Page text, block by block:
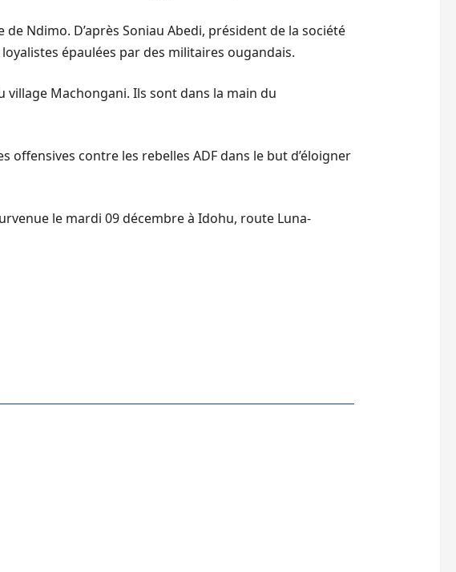
Ndimo. D’après Soniau Abedi, président de la société
épaulées par des militaires ougandais.
village Machongani. Ils sont dans la main du
offensives contre les rebelles ADF dans le but d’éloigner
le mardi 09 décembre à Idohu, route Luna-